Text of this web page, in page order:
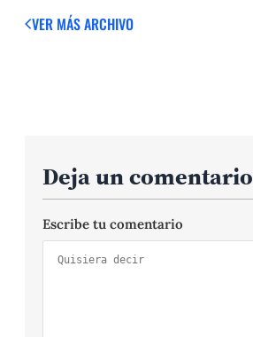
VER MÁSARCHIVO
Deja un comentario
Escribe tu comentario